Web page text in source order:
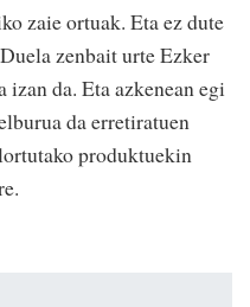
zaie ortuak. Eta ez dute
zenbait urte Ezker
da. Eta azkenean egi
da erretiratuen
produktuekin